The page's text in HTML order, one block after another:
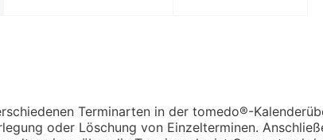
Terminarten in der tomedo®-
oder Löschung von Einzelterminen.